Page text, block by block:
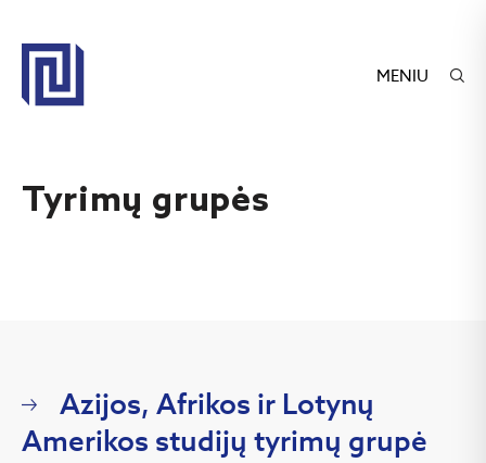
MENIU
Tyrimų grupės
Azijos, Afrikos ir Lotynų
Amerikos studijų tyrimų grupė